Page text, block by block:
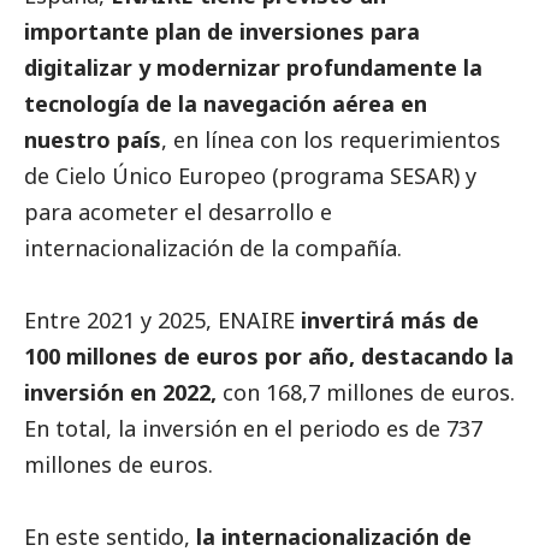
importante plan de inversiones para
digitalizar y modernizar profundamente la
tecnología de la navegación aérea en
nuestro país, en línea con los requerimientos
de Cielo Único Europeo (programa SESAR) y
para acometer el desarrollo e
internacionalización de la compañía.
Entre 2021 y 2025, ENAIRE invertirá más de
100 millones de euros por año, destacando la
inversión en 2022, con 168,7 millones de euros.
En total, la inversión en el periodo es de 737
millones de euros.
En este sentido, la internacionalización de